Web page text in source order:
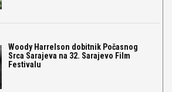
Woody Harrelson dobitnik Počasnog
Srca Sarajeva na 32. Sarajevo Film
Festivalu